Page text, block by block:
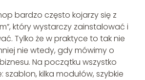
bardzo często kojarzy się z
który wystarczy zainstalować i
Tylko że w praktyce to tak nie
nie wtedy, gdy mówimy o
Na początku wszystko
kilka modułów, szybkie